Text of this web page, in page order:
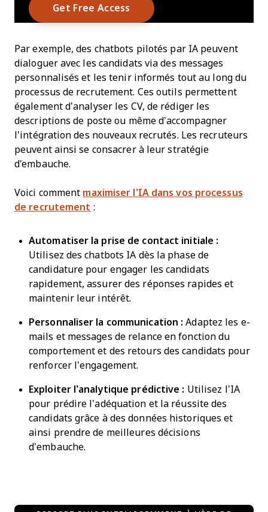
Par exemple, des chatbots pilotés par IA peuvent
dialoguer avec les candidats via des messages
personnalisés et les tenir informés tout au long du
processus de recrutement. Ces outils permettent
également d’analyser les CV, de rédiger les
descriptions de poste ou même d’accompagner
l’intégration des nouveaux recrutés. Les recruteurs
peuvent ainsi se consacrer à leur stratégie
d'embauche.
Voici comment maximiser l’IA dans vos processus
de recrutement :
Automatiser la prise de contact initiale :
Utilisez des chatbots IA dès la phase de
candidature pour engager les candidats
rapidement, assurer des réponses rapides et
maintenir leur intérêt.
Personnaliser la communication : Adaptez les e-
mails et messages de relance en fonction du
comportement et des retours des candidats pour
renforcer l’engagement.
Exploiter l’analytique prédictive : Utilisez l’IA
pour prédire l’adéquation et la réussite des
candidats grâce à des données historiques et
ainsi prendre de meilleures décisions
d’embauche.